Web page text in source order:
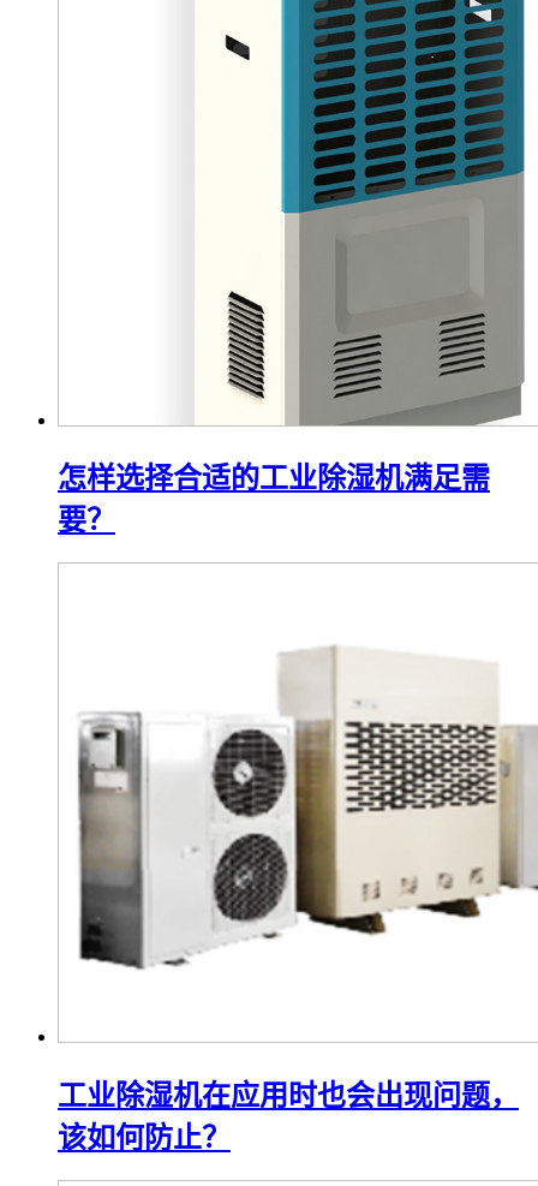
怎样选择合适的工业除湿机满足需
要？
工业除湿机在应用时也会出现问题，
该如何防止？